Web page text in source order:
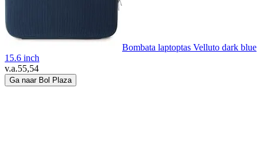
Bombata laptoptas Velluto dark blue
15.6 inch
v.a.55,54
Ga naar Bol Plaza